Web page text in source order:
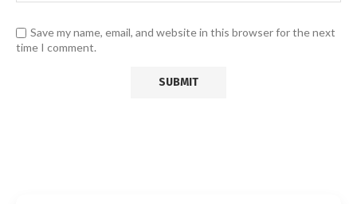
Save my name, email, and website in this browser for the next
time I comment.